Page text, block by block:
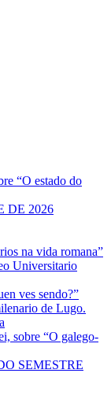
“O estado do
DE 2026
na vida romana”
Universitario
ves sendo?”
de Lugo.
sobre “O galego-
SEMESTRE